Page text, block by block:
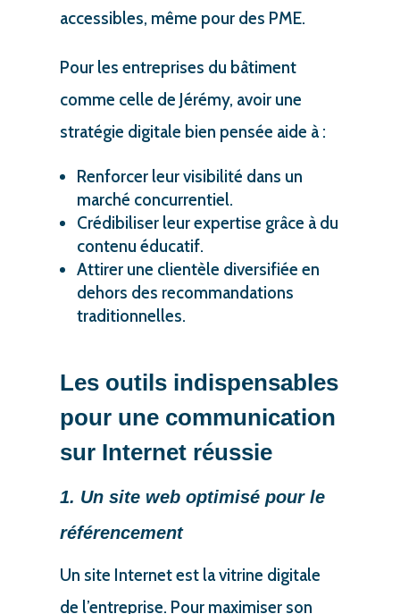
accessibles, même pour des PME.
Pour les entreprises du bâtiment
comme celle de Jérémy, avoir une
stratégie digitale bien pensée aide à :
Renforcer leur visibilité dans un
marché concurrentiel.
Crédibiliser leur expertise grâce à du
contenu éducatif.
Attirer une clientèle diversifiée en
dehors des recommandations
traditionnelles.
Les outils indispensables
pour une communication
sur Internet réussie
1. Un site web optimisé pour le
référencement
Un site Internet est la vitrine digitale
de l’entreprise. Pour maximiser son